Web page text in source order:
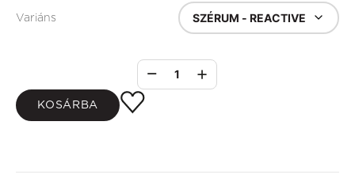
Variáns SZÉRUM - REACTIVE
1
KOSÁRBA